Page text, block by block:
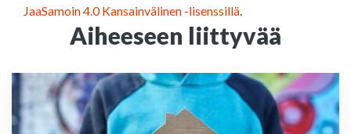
JaaSamoin 4.0 Kansainvälinen -lisenssillä
Aiheeseen liittyvää